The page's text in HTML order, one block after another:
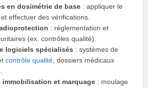
en dosimétrie de base : appliquer le
effectuer des vérifications.
: réglementation et
(ex. contrôles qualité).
logiciels spécialisés : systèmes de
contrôle qualité , dossiers médicaux
immobilisation et marquage : moulage